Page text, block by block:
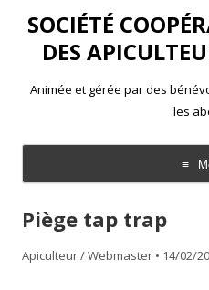
SOCIÉTÉ
DES
Animée et gérée par des
les
Aller
contenu
Piège tap trap
Apiculteur / Webmaster • 14/02/